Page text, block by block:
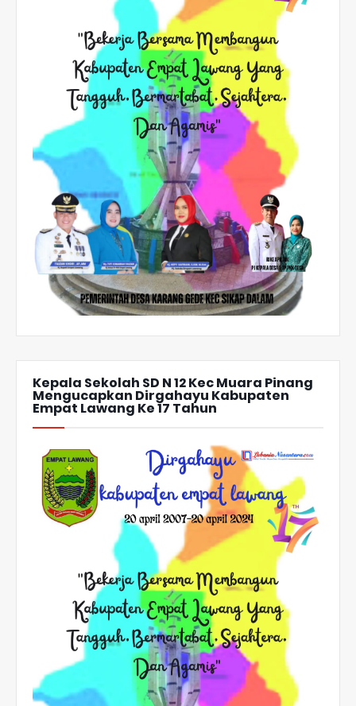
Kepala Sekolah SD N 12 Kec Muara Pinang
Mengucapkan Dirgahayu Kabupaten
Empat Lawang Ke 17 Tahun